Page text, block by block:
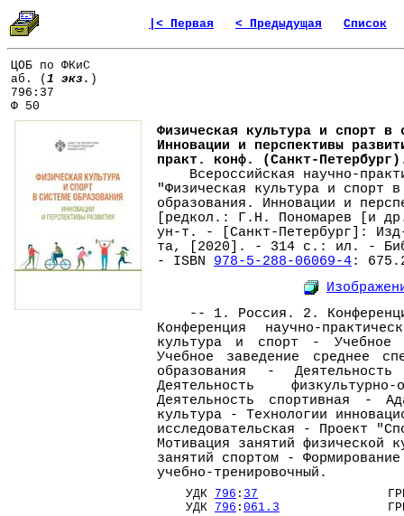
|< Первая < Предыдущая Список
ЦОБ по ФКиС
аб. ( 1 экз. )
796:37
Ф 50
Физическая культура и спорт в
Инновации и перспективы
практ. конф. (Санкт-
Всероссийская научно-
"Физическая культура и спорт в
образования. Инновации и
[редкол.: Г.Н. Пономарев [и
ун-т. - [Санкт-Петербург]:
та, [2020]. - 314 с.: ил. -
- ISBN 978-5-288-06069-4:
-- 1. Россия. 2.
Конференция научно-
культура и спорт - Учебное
Учебное заведение среднее
образования -
Деятельность
Деятельность спортивная -
культура - Технологии
исследовательская - Проект
Мотивация занятий физической
занятий спортом -
учебно-тренировочный.
УДК 796 : 37
УДК 796 : 061.3